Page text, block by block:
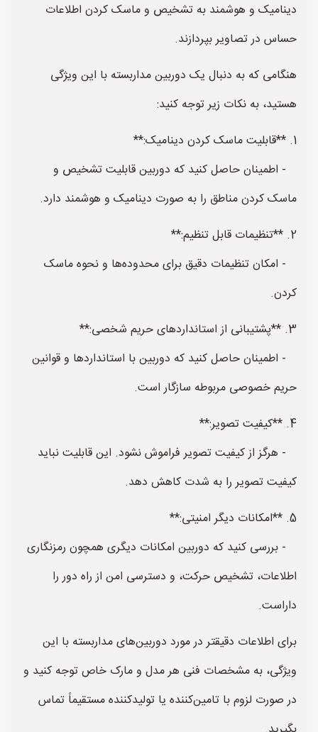
دینامیک و هوشمند به تشخیص و ماسک کردن اطلاعات
حساس در تصاویر بپردازند.
هنگامی که به دنبال یک دوربین مداربسته با این ویژگی
هستید، به نکات زیر توجه کنید:
1. **قابلیت ماسک کردن دینامیک:**
- اطمینان حاصل کنید که دوربین قابلیت تشخیص و
ماسک کردن مناطق را به صورت دینامیک و هوشمند دارد.
2. **تنظیمات قابل تنظیم:**
- امکان تنظیمات دقیق برای محدوده‌ها و نحوه ماسک
کردن.
3. **پشتیبانی از استانداردهای حریم شخصی:**
- اطمینان حاصل کنید که دوربین با استانداردها و قوانین
حریم خصوصی مربوطه سازگار است.
4. **کیفیت تصویر:**
- هرگز از کیفیت تصویر فراموش نشود. این قابلیت نباید
کیفیت تصویر را به شدت کاهش دهد.
5. **امکانات دیگر امنیتی:**
- بررسی کنید که دوربین امکانات دیگری همچون رمزنگاری
اطلاعات، تشخیص حرکت، و دسترسی امن از راه دور را
داراست.
برای اطلاعات دقیقتر در مورد دوربین‌های مداربسته با این
ویژگی، به مشخصات فنی هر مدل و مارک خاص توجه کنید و
در صورت لزوم با تامین‌کننده یا تولیدکننده مستقیماً تماس